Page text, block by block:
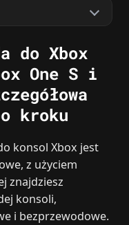
do Xbox
One S i
kroku
konsol Xbox jest
z użyciem
znajdziesz
konsoli,
i bezprzewodowe.